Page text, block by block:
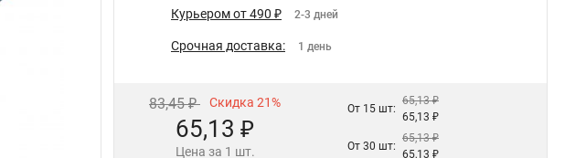
Курьером от 490 ₽ 2-3 дней
Срочная доставка: 1 день
83,45 ₽ Скидка 21%
65,13 ₽
Цена за 1 шт.
От 15 шт:
65,13 ₽
65,13 ₽
От 30 шт:
65,13 ₽
65,13 ₽